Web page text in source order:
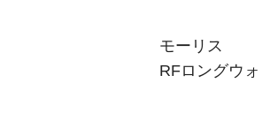
IDカードホルダーグレン
モーリス
RFロングウ